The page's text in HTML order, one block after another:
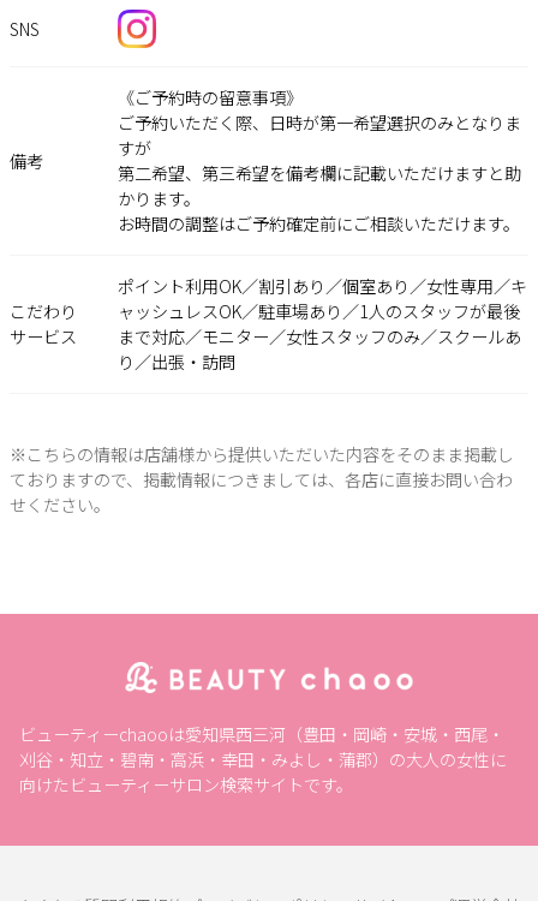
SNS
備考
《ご予約時の留意事項》
ご予約いただく際、日時が第一希望選択のみとなりま
すが
第二希望、第三希望を備考欄に記載いただけますと助
かります。
お時間の調整はご予約確定前にご相談いただけます。
こだわり
サービス
ポイント利用OK／割引あり／個室あり／女性専用／キ
ャッシュレスOK／駐車場あり／1人のスタッフが最後
まで対応／モニター／女性スタッフのみ／スクールあ
り／出張・訪問
※こちらの情報は店舗様から提供いただいた内容をそのまま掲載し
ておりますので、掲載情報につきましては、各店に直接お問い合わ
せください。
ビューティーchaooは愛知県西三河（豊田・岡崎・安城・西尾・
刈谷・知立・碧南・高浜・幸田・みよし・蒲郡）の大人の女性に
向けたビューティーサロン検索サイトです。